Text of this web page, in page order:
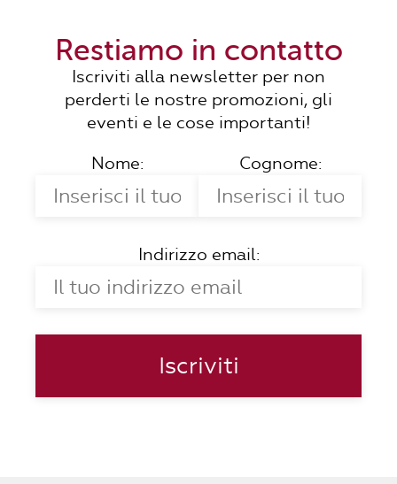
Restiamo in contatto
Iscriviti alla newsletter per non
perderti le nostre promozioni, gli
eventi e le cose importanti!
Nome: Cognome:
Indirizzo email: